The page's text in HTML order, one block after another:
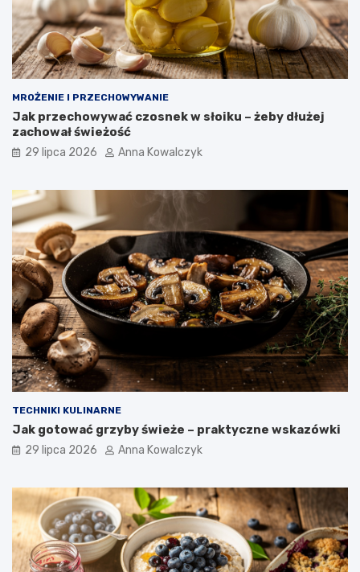
MROŻENIE I PRZECHOWYWANIE
Jak przechowywać czosnek w słoiku – żeby dłużej
zachował świeżość
29 lipca 2026 Anna Kowalczyk
TECHNIKI KULINARNE
Jak gotować grzyby świeże – praktyczne wskazówki
29 lipca 2026 Anna Kowalczyk